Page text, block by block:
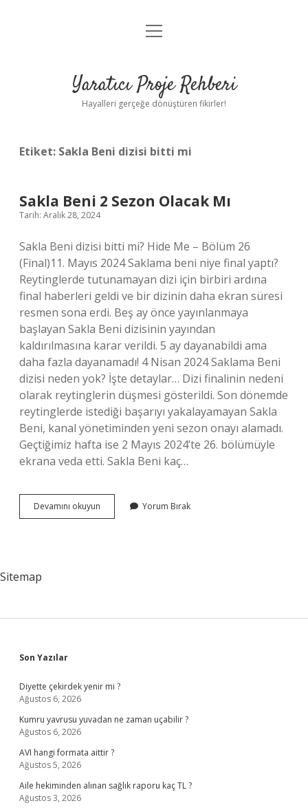
Anasayfa
Yasal Uyarı
menüyü
Yaratıcı Proje Rehberi
Hayalleri gerçeğe dönüştüren fikirler!
Etiket: Sakla Beni dizisi bitti mi
Sakla Beni 2 Sezon Olacak Mı
Tarih: Aralık 28, 2024
Sakla Beni dizisi bitti mi? Hide Me – Bölüm 26
(Final)11. Mayıs 2024 Saklama beni niye final yaptı?
Reytinglerde tutunamayan dizi için birbiri ardına
final haberleri geldi ve bir dizinin daha ekran süresi
resmen sona erdi. Beş ay önce yayınlanmaya
başlayan Sakla Beni dizisinin yayından
kaldırılmasına karar verildi. 5 ay dayanabildi ama
daha fazla dayanamadı! 4 Nisan 2024 Saklama Beni
dizisi neden yok? İşte detaylar… Dizi finalinin nedeni
olarak reytinglerin düşmesi gösterildi. Son dönemde
reytinglerde istediği başarıyı yakalayamayan Sakla
Beni, kanal yönetiminden yeni sezon onayı alamadı.
Geçtiğimiz hafta ise 2 Mayıs 2024’te 26. bölümüyle
ekrana veda etti. Sakla Beni kaç…
Devamını okuyun
Beni
Yorum Bırak
Sitemap
Sidebar
Son Yazılar
Diyette çekirdek yenir mi ?
Ağustos 6, 2026
Kumru yavrusu yuvadan ne zaman uçabilir ?
Ağustos 6, 2026
AVI hangi formata aittir ?
Ağustos 5, 2026
Aile hekiminden alınan sağlık raporu kaç TL ?
Ağustos 3, 2026